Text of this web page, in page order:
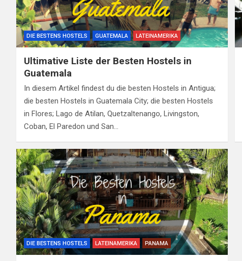
DIE BESTENS HOSTELS GUATEMALA LATEINAMERIKA
Ultimative Liste der Besten Hostels in
Guatemala
In diesem Artikel findest du die besten Hostels in Antigua;
die besten Hostels in Guatemala City; die besten Hostels
in Flores; Lago de Atilan, Quetzaltenango, Livingston,
Coban, El Paredon und San…
DIE BESTENS HOSTELS LATEINAMERIKA PANAMA